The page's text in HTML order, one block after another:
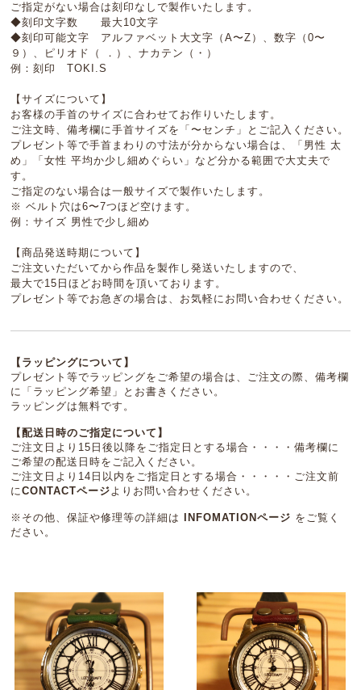
ご指定がない場合は刻印なしで製作いたします。
◆刻印文字数 最大10文字
◆刻印可能文字 アルファベット大文字（A〜Z）、数字（0〜
９）、ピリオド（ ．）、ナカテン（・）
例：刻印 TOKI.S
【サイズについて】
お客様の手首のサイズに合わせてお作りいたします。
ご注文時、備考欄に手首サイズを「〜センチ」とご記入ください。
プレゼント等で手首まわりの寸法が分からない場合は、「男性 太
め」「女性 平均か少し細めぐらい」など分かる範囲で大丈夫で
す。
ご指定のない場合は一般サイズで製作いたします。
※ ベルト穴は6〜7つほど空けます。
例：サイズ 男性で少し細め
【商品発送時期について】
ご注文いただいてから作品を製作し発送いたしますので、
最大で15日ほどお時間を頂いております。
プレゼント等でお急ぎの場合は、お気軽にお問い合わせください。
【ラッピングについて】
プレゼント等でラッピングをご希望の場合は、ご注文の際、備考欄
に「ラッピング希望」とお書きください。
ラッピングは無料です。
【配送日時のご指定について】
ご注文日より15日後以降をご指定日とする場合・・・・備考欄に
ご希望の配送日時をご記入ください。
ご注文日より14日以内をご指定日とする場合・・・・・ご注文前
にCONTACTページよりお問い合わせください。
※その他、保証や修理等の詳細は INFOMATIONページ をご覧く
ださい。